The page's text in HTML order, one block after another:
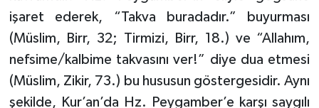
işaret ederek, “Takva buradadır.” buyurması
(Müslim, Birr, 32; Tirmizi, Birr, 18.) ve “Allahım,
nefsime/kalbime takvasını ver!” diye dua etmesi
(Müslim, Zikir, 73.) bu hususun göstergesidir. Aynı
şekilde, Kur’an’da Hz. Peygamber’e karşı saygılı
İstanbul Müftülüğü
İzmir Müftülüğü
Kahramanmaraş Müftülüğü